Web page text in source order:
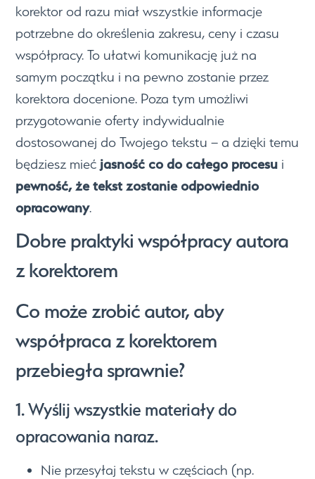
korektor od razu miał wszystkie informacje
potrzebne do określenia zakresu, ceny i czasu
współpracy. To ułatwi komunikację już na
samym początku i na pewno zostanie przez
korektora docenione. Poza tym umożliwi
przygotowanie oferty indywidualnie
dostosowanej do Twojego tekstu – a dzięki temu
będziesz mieć jasność co do całego procesu i
pewność, że tekst zostanie odpowiednio
opracowany.
Dobre praktyki współpracy autora
z korektorem
Co może zrobić autor, aby
współpraca z korektorem
przebiegła sprawnie?
1. Wyślij wszystkie materiały do
opracowania naraz.
Nie przesyłaj tekstu w częściach (np.